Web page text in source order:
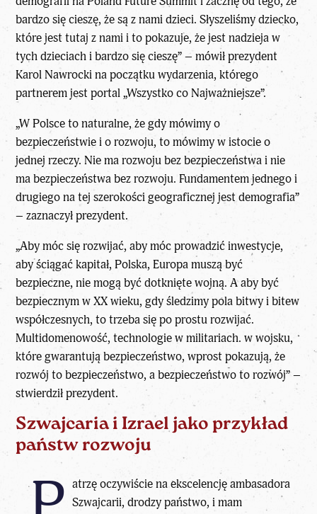
bardzo się cieszę, że są z nami dzieci. Słyszeliśmy dziecko,
które jest tutaj z nami i to pokazuje, że jest nadzieja w
tych dzieciach i bardzo się cieszę” – mówił prezydent
Karol Nawrocki na początku wydarzenia, którego
partnerem jest portal „Wszystko co Najważniejsze”.
„W Polsce to naturalne, że gdy mówimy o
bezpieczeństwie i o rozwoju, to mówimy w istocie o
jednej rzeczy. Nie ma rozwoju bez bezpieczeństwa i nie
ma bezpieczeństwa bez rozwoju. Fundamentem jednego i
drugiego na tej szerokości geograficznej jest demografia”
– zaznaczył prezydent.
„Aby móc się rozwijać, aby móc prowadzić inwestycje,
aby ściągać kapitał, Polska, Europa muszą być
bezpieczne, nie mogą być dotknięte wojną. A aby być
bezpiecznym w XX wieku, gdy śledzimy pola bitwy i bitew
współczesnych, to trzeba się po prostu rozwijać.
Multidomenowość, technologie w militariach. w wojsku,
które gwarantują bezpieczeństwo, wprost pokazują, że
rozwój to bezpieczeństwo, a bezpieczeństwo to rozwój” –
stwierdził prezydent.
Szwajcaria i Izrael jako przykład
państw rozwoju
atrzę oczywiście na ekscelencję ambasadora
Szwajcarii, drodzy państwo, i mam